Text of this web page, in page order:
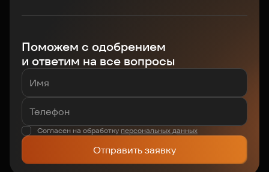
Поможем с одобрением
и ответим на все вопросы
Согласен на обработку персональных данных
Отправить заявку